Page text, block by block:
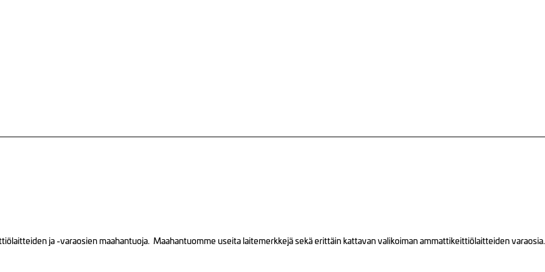
ja -varaosien maahantuoja. Maahantuomme useita laitemerkkejä sekä erittäin kattavan valikoiman ammattikeittiölaitteiden varaosia.